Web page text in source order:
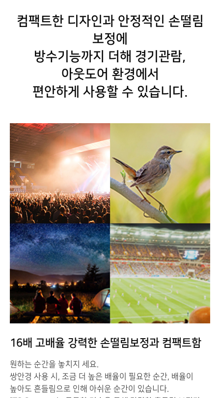
컴팩트한 디자인과 안정적인 손떨림
보정에
방수기능까지 더해 경기관람,
아웃도어 환경에서
편안하게 사용할 수 있습니다.
16배 고배율 강력한 손떨림보정과 컴팩트함
원하는 순간을 놓치지 세요.
쌍안경 사용 시, 조금 더 높은 배율이 필요한 순간, 배율이
높아도 흔들림으로 인해 아쉬운 순간이 있습니다.